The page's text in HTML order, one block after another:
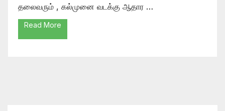
தலைவரும் , கல்முனை வடக்கு ஆதார …
Read More